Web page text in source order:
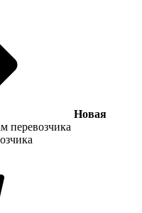
Новая
перевозчика